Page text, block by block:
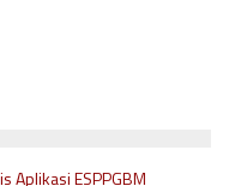
Aplikasi ESPPGBM